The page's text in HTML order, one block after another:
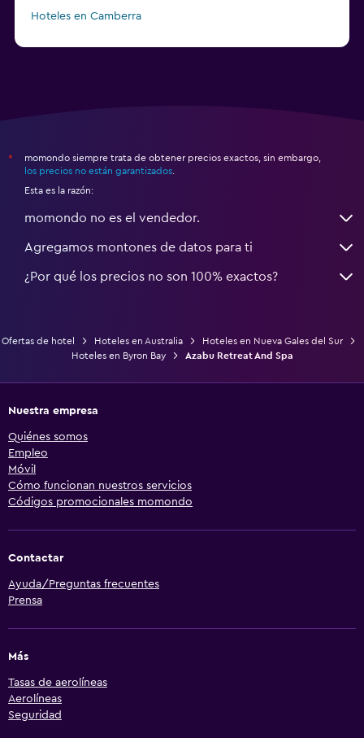
Hoteles en Camberra
*
momondo siempre trata de obtener precios exactos, sin embargo,
los precios no están garantizados
Esta es la razón:
momondo no es el vendedor.
Agregamos montones de datos para ti
¿Por qué los precios no son 100% exactos?
Ofertas de hotel Hoteles en Australia
Hoteles en Nueva Gales del Sur
Hoteles en Byron Bay
Azabu Retreat And Spa
Nuestra empresa
Quiénes somos
Empleo
Móvil
Cómo funcionan nuestros servicios
Códigos promocionales momondo
Contactar
Ayuda/Preguntas frecuentes
Prensa
Más
Tasas de aerolíneas
Aerolíneas
Seguridad